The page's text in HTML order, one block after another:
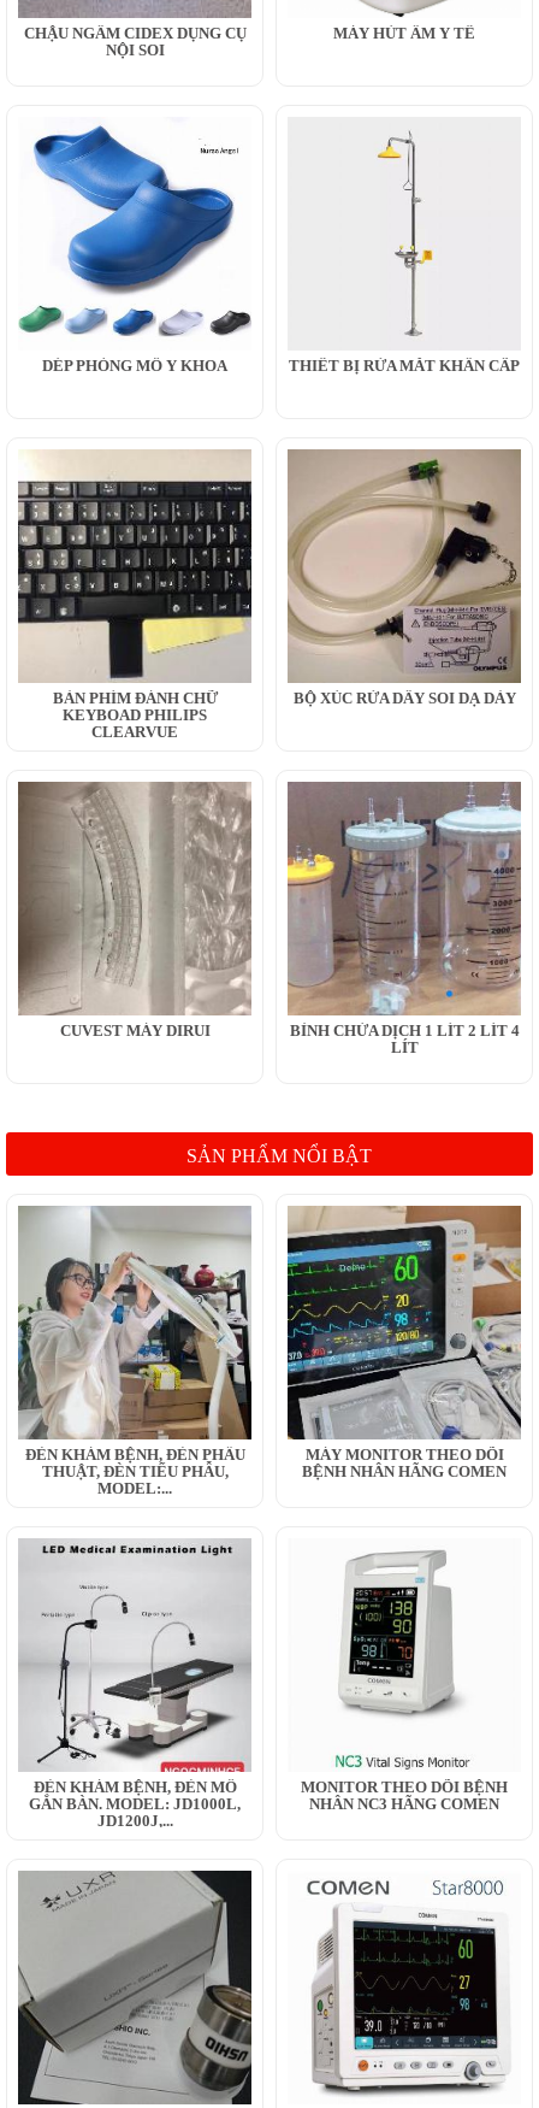
CHẬU NGÂM CIDEX DỤNG CỤ
NỘI SOI
MÁY HÚT ẨM Y TẾ
DÉP PHÒNG MỔ Y KHOA THIẾT BỊ RỬA MẮT KHẨN CẤP
BÀN PHÍM ĐÁNH CHỮ
KEYBOAD PHILIPS
CLEARVUE
BỘ XÚC RỬA DÂY SOI DẠ DÀY
CUVEST MÁY DIRUI
BÌNH CHỨA DỊCH 1 LÍT 2 LÍT 4
LÍT
SẢN PHẨM NỔI BẬT
ĐÈN KHÁM BỆNH, ĐÈN PHẪU
THUẬT, ĐÈN TIỂU PHẪU,
MODEL:...
MÁY MONITOR THEO DÕI
BỆNH NHÂN HÃNG COMEN
ĐÈN KHÁM BỆNH, ĐÈN MỔ
GẮN BÀN. MODEL: JD1000L,
JD1200J,...
MONITOR THEO DÕI BỆNH
NHÂN NC3 HÃNG COMEN